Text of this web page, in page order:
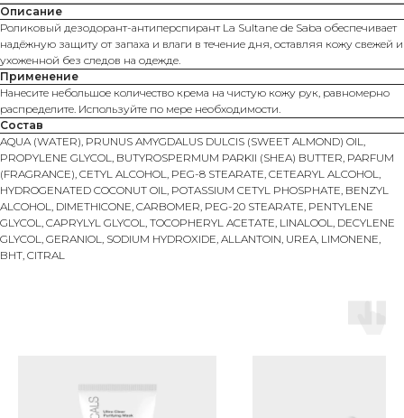
Описание
Роликовый дезодорант-антиперспирант La Sultane de Saba обеспечивает
надёжную защиту от запаха и влаги в течение дня, оставляя кожу свежей и
ухоженной без следов на одежде.
Применение
Нанесите небольшое количество крема на чистую кожу рук, равномерно
распределите. Используйте по мере необходимости.
Состав
AQUA (WATER), PRUNUS AMYGDALUS DULCIS (SWEET ALMOND) OIL,
PROPYLENE GLYCOL, BUTYROSPERMUM PARKII (SHEA) BUTTER, PARFUM
(FRAGRANCE), CETYL ALCOHOL, PEG-8 STEARATE, CETEARYL ALCOHOL,
HYDROGENATED COCONUT OIL, POTASSIUM CETYL PHOSPHATE, BENZYL
ALCOHOL, DIMETHICONE, CARBOMER, PEG-20 STEARATE, PENTYLENE
GLYCOL, CAPRYLYL GLYCOL, TOCOPHERYL ACETATE, LINALOOL, DECYLENE
GLYCOL, GERANIOL, SODIUM HYDROXIDE, ALLANTOIN, UREA, LIMONENE,
BHT, CITRAL